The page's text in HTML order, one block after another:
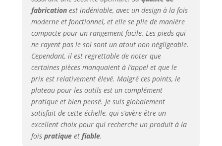
une fixation sûre
des seaux et des
enrouleur de câble
HAILO QUALITÉ :
notre marque est
le point rouge
HAILO. Derrière
cela se trouve une
entreprise
familiale
responsable,
produit de qualité
fabricationest indéniable, avec un design à la fois
moderne et fonctionnel, et elle se plie de manière
compacte pour un rangement facile. Les pieds qui
ne rayent pas le sol sont un atout non négligeable.
Cependant, il est regrettable de noter que
certaines pièces manquaient à l’appel et que le
prix est relativement élevé. Malgré ces points, le
plateau pour les outils est un complément
pratique et bien pensé. Je suis globalement
satisfait de cette échelle, qui s’avère être un
excellent choix pour qui recherche un produit à la
fois pratiqueet fiable.